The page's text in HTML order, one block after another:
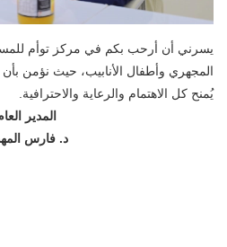
يسرني أن أرحب بكم في مركز توأم
المجهري وأطفال الأنابيب، حيث نؤمن
يُمنح كل الاهتمام والرعاية والاحترافية.
المدير
د. فارس